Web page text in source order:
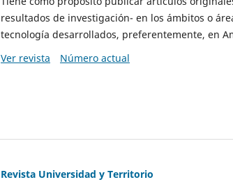
resultados de investigación- en los ámbitos o
tecnología desarrollados, preferentemente, en
Ver revista
Número actual
Revista Universidad y Territorio